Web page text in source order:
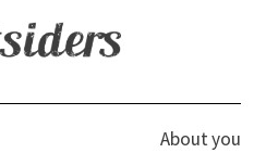
About you